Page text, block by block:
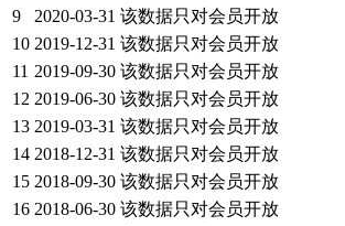
9
2020-03-31 该数据只对会员开放
10 2019-12-31 该数据只对会员开放
11 2019-09-30 该数据只对会员开放
12 2019-06-30 该数据只对会员开放
13 2019-03-31 该数据只对会员开放
14 2018-12-31 该数据只对会员开放
15 2018-09-30 该数据只对会员开放
16 2018-06-30 该数据只对会员开放